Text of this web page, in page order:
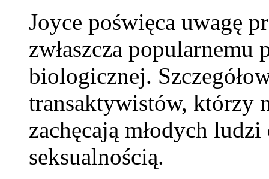
Joyce poświęca uwagę
zwłaszcza
biologicznej.
transaktywistów, którzy
zachęcają młodych
seksualnością.